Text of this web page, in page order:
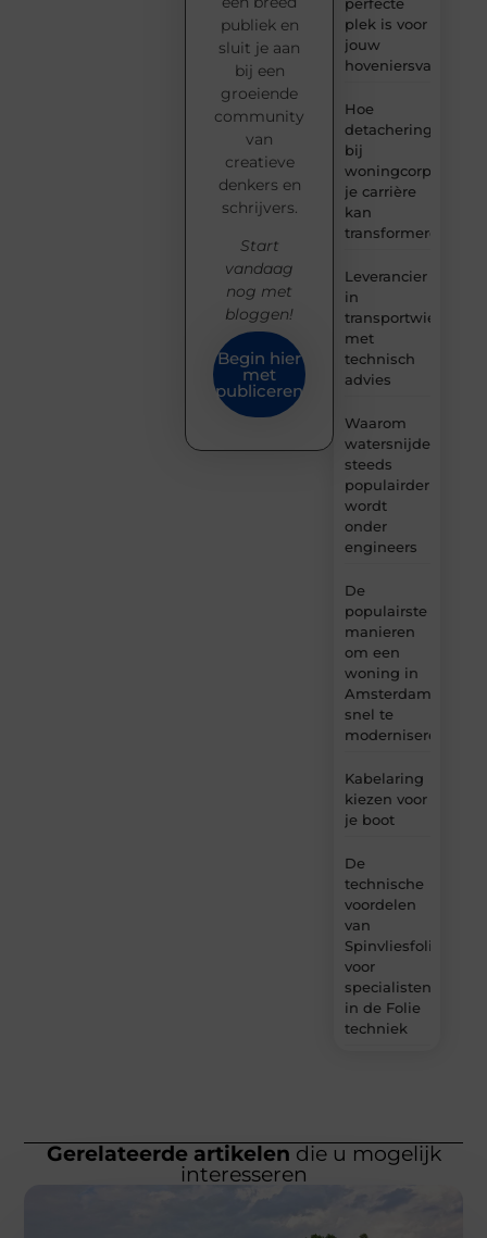
plek is voor
jouw
Hoe
detachering
bij
woningcorporaties
je carrière
kan
transformeren
Leverancier
in
transportwielen
met
technisch
advies
Waarom
watersnijden
steeds
populairder
wordt
onder
engineers
De
populairste
manieren
om een
woning in
Amsterdam
snel te
moderniseren
Kabelaring
kiezen voor
je boot
De
technische
voordelen
van
Spinvliesfolie
voor
specialisten
in de Folie
techniek
publiek en
sluit je aan
bij een
groeiende
community
van
creatieve
denkers en
schrijvers.
Start
vandaag
nog met
bloggen!
Begin hier
met
publiceren
Gerelateerde artikelen die u mogelijk
interesseren